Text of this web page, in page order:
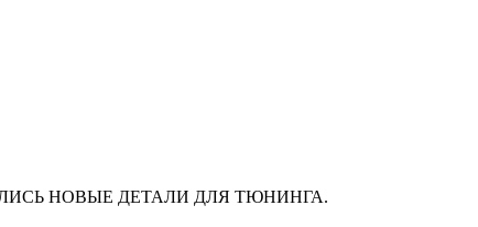
НОВЫЕ ДЕТАЛИ ДЛЯ ТЮНИНГА.